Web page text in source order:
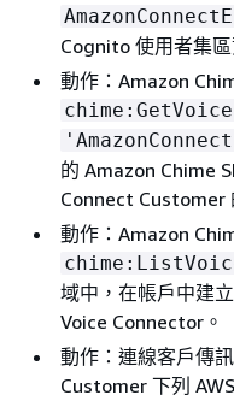
Cognito 使用者集
動作：Amazon
的 Amazon Chime
Connect Customer
動作：Amazon
域中，在帳戶中建
Voice Connector。
動作：連線客戶傳
Customer 下列